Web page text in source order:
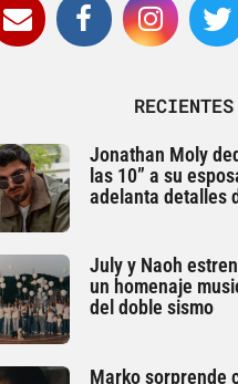
RECIENTES
Jonathan Moly
las 10” a su
adelanta detalles
July y Naoh
un homenaje
del doble sismo
Marko sorprende